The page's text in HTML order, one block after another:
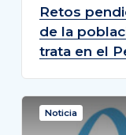
Retos
de la
trata en el
Noticia